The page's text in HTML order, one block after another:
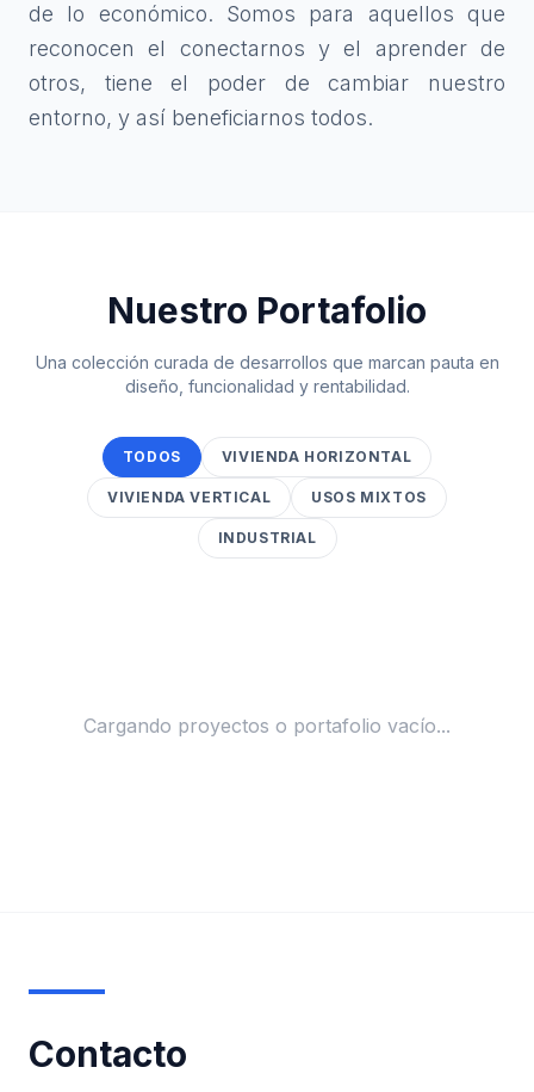
de lo económico. Somos para aquellos que
reconocen el conectarnos y el aprender de
otros, tiene el poder de cambiar nuestro
entorno, y así beneficiarnos todos.
Nuestro Portafolio
Una colección curada de desarrollos que marcan pauta en
diseño, funcionalidad y rentabilidad.
TODOS VIVIENDA HORIZONTAL
VIVIENDA VERTICAL USOS MIXTOS
INDUSTRIAL
Cargando proyectos o portafolio vacío...
Contacto